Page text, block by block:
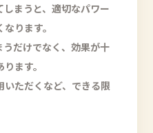
まうと、適切なパワー
ります。
だけでなく、効果が十
ます。
いただくなど、できる限